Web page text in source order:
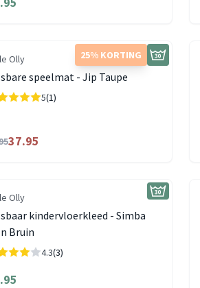
25% KORTING
Olly
speelmat - Jip Taupe
5(1)
37.95
Olly
kindervloerkleed - Simba
Bruin
4.3(3)